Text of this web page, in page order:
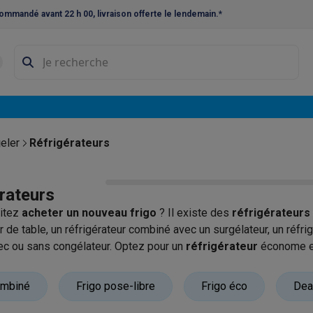
avant 22 h 00, livraison offerte le lendemain.*
Réfrigérateurs pose-libreFrigos américainsCaves à vin
Réfrigérateurs encastrables
Cuisinières au gaz
café et expresso
à expresso
Machines à jus Cuits oeufs Yaourtières
Accessoires
Réfrigérateurs
acheter un nouveau frigo ? Il existe des réfrigérateurs
de table, un réfrigérateur combiné avec un surgélateur, un
ou sans congélateur. Optez pour un réfrigérateur économe
pouvez facilement le payer avec des éco-chèques.
Frigo pose-libre Frigo éco